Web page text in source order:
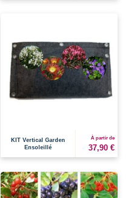
KIT Vertical Garden
Ensoleillé
À partir de
37,90 €